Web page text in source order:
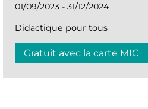
01/09/2023 - 31/12/2024
Didactique pour tous
Gratuit avec la carte MIC